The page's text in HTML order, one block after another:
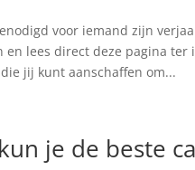
voor iemand zijn
en lees direct deze pagina
jij kunt aanschaffen om...
je de beste